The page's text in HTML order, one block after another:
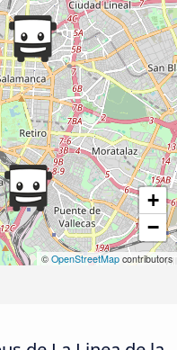
+
−
© OpenStreetMap contributors